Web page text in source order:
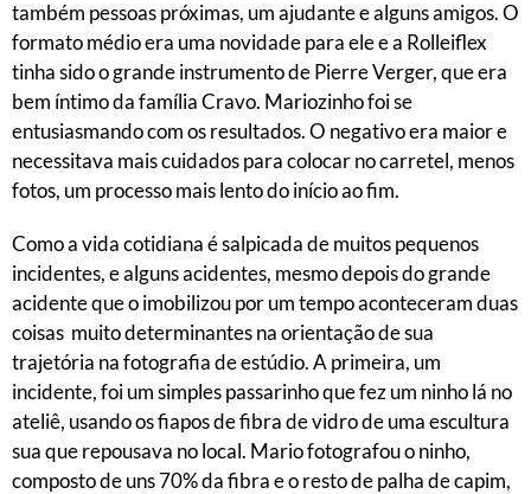
também pessoas próximas, um ajudante e alguns amigos. O
formato médio era uma novidade para ele e a Rolleiflex
tinha sido o grande instrumento de Pierre Verger, que era
bem íntimo da família Cravo. Mariozinho foi se
entusiasmando com os resultados. O negativo era maior e
necessitava mais cuidados para colocar no carretel, menos
fotos, um processo mais lento do início ao fim.
Como a vida cotidiana é salpicada de muitos pequenos
incidentes, e alguns acidentes, mesmo depois do grande
acidente que o imobilizou por um tempo aconteceram duas
coisas muito determinantes na orientação de sua
trajetória na fotografia de estúdio. A primeira, um
incidente, foi um simples passarinho que fez um ninho lá no
ateliê, usando os fiapos de fibra de vidro de uma escultura
sua que repousava no local. Mario fotografou o ninho,
composto de uns 70% da fibra e o resto de palha de capim,